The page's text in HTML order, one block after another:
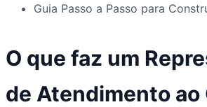
Guia Passo a Passo para
O que faz um
de Atendimento ao